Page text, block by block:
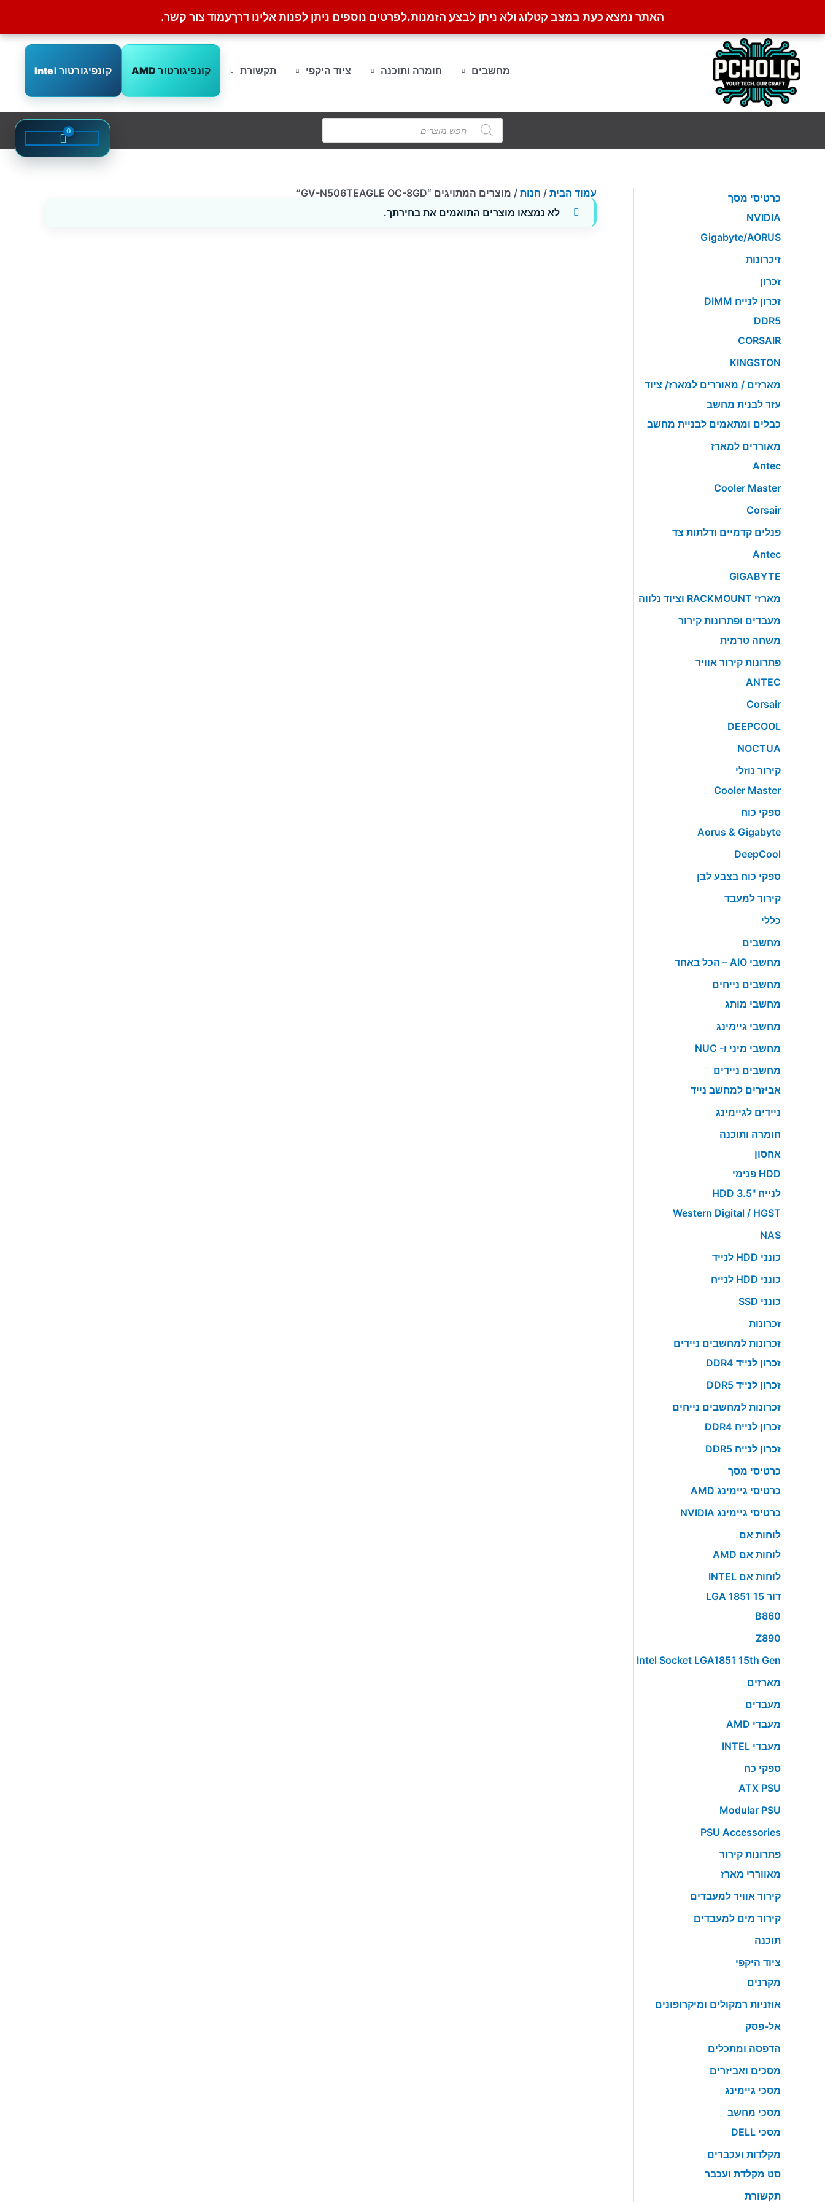
האתר נמצא כעת במצב קטלוג ולא ניתן לבצע הזמנות.לפרטים נוספים ניתן לפנות אלינו דרךעמוד צור קשר.
דילוג
מחשבים
חומרה ותוכנה ציוד היקפי תקשורת קונפיגורטור AMD קונפיגורטור Intel
Products
search
כרטיסי מסך
NVIDIA
Gigabyte/AORUS
זיכרונות
זכרון
זכרון לנייח DIMM
DDR5
CORSAIR
KINGSTON
מארזים / מאוררים למארז/ ציוד
עזר לבנית מחשב
כבלים ומתאמים לבניית מחשב
מאוררים למארז
Antec
Cooler Master
Corsair
פנלים קדמיים ודלתות צד
Antec
GIGABYTE
מארזי RACKMOUNT וציוד נלווה
מעבדים ופתרונות קירור
משחה טרמית
פתרונות קירור אוויר
ANTEC
Corsair
DEEPCOOL
NOCTUA
קירור נוזלי
Cooler Master
ספקי כוח
Aorus & Gigabyte
DeepCool
ספקי כוח בצבע לבן
קירור למעבד
כללי
מחשבים
מחשבי AIO – הכל באחד
מחשבים נייחים
מחשבי מותג
מחשבי גיימינג
מחשבי מיני ו- NUC
מחשבים ניידים
אביזרים למחשב נייד
ניידים לגיימינג
חומרה ותוכנה
אחסון
HDD פנימי
לנייח "HDD 3.5
Western Digital / HGST
NAS
כונני HDD לנייד
כונני HDD לנייח
כונני SSD
זכרונות
זכרונות למחשבים ניידים
זכרון לנייד DDR4
זכרון לנייד DDR5
זכרונות למחשבים נייחים
זכרון לנייח DDR4
זכרון לנייח DDR5
כרטיסי מסך
כרטיסי גיימינג AMD
כרטיסי גיימינג NVIDIA
לוחות אם
לוחות אם AMD
לוחות אם INTEL
דור 15 LGA 1851
B860
Z890
Intel Socket LGA1851 15th Gen
מארזים
מעבדים
מעבדי AMD
מעבדי INTEL
ספקי כח
ATX PSU
Modular PSU
PSU Accessories
פתרונות קירור
מאווררי מארז
קירור אוויר למעבדים
קירור מים למעבדים
תוכנה
ציוד היקפי
מקרנים
אוזניות רמקולים ומיקרופונים
אל-פסק
הדפסה ומתכלים
מסכים ואביזרים
מסכי גיימינג
מסכי מחשב
מסכי DELL
מקלדות ועכברים
סט מקלדת ועכבר
תקשורת
עמוד הבית / חנות / מוצרים המתויגים “GV-N506TEAGLE OC-8GD”
לא נמצאו מוצרים התואמים את בחירתך.